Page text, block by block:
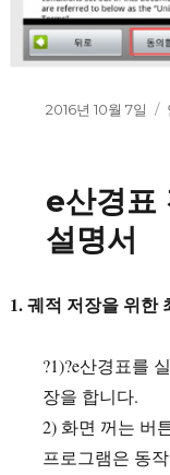
작
2016년 10월 7일
e산경표
설명서
1. 궤적 저장을 위한
?1)?e산경표를
장을 합니다.
2) 화면 꺼는 버
프로그램은 동